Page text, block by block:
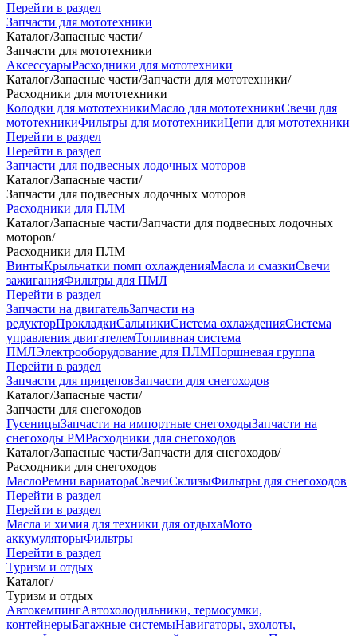
Перейти в раздел
Запчасти для мототехники
Каталог/Запасные части/
Запчасти для мототехники
АксессуарыРасходники для мототехники
Каталог/Запасные части/Запчасти для мототехники/
Расходники для мототехники
Колодки для мототехникиМасло для мототехникиСвечи для
мототехникиФильтры для мототехникиЦепи для мототехники
Перейти в раздел
Перейти в раздел
Запчасти для подвесных лодочных моторов
Каталог/Запасные части/
Запчасти для подвесных лодочных моторов
Расходники для ПЛМ
Каталог/Запасные части/Запчасти для подвесных лодочных
моторов/
Расходники для ПЛМ
ВинтыКрыльчатки помп охлажденияМасла и смазкиСвечи
зажиганияФильтры для ПМЛ
Перейти в раздел
Запчасти на двигательЗапчасти на
редукторПрокладкиСальникиСистема охлажденияСистема
управления двигателемТопливная система
ПМЛЭлектрооборудование для ПЛМПоршневая группа
Перейти в раздел
Запчасти для прицеповЗапчасти для снегоходов
Каталог/Запасные части/
Запчасти для снегоходов
ГусеницыЗапчасти на импортные снегоходыЗапчасти на
снегоходы РМРасходники для снегоходов
Каталог/Запасные части/Запчасти для снегоходов/
Расходники для снегоходов
МаслоРемни вариатораСвечиСклизыФильтры для снегоходов
Перейти в раздел
Перейти в раздел
Масла и химия для техники для отдыхаМото
аккумуляторыФильтры
Перейти в раздел
Туризм и отдых
Каталог/
Туризм и отдых
АвтокемпингАвтохолодильники, термосумки,
контейнерыБагажные системыНавигаторы, эхолоты,